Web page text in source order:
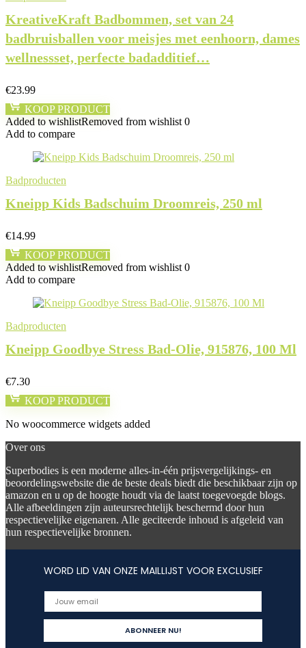
KreativeKraft Badbommen, set van 24
badbruisballen voor meisjes met eenhoorn, dames
wellnessset, perfecte badadditief…
€23.99
KOOP PRODUCT
Added to wishlistRemoved from wishlist 0
Add to compare
Badproducten
Kneipp Kids Badschuim Droomreis, 250 ml
€14.99
KOOP PRODUCT
Added to wishlistRemoved from wishlist 0
Add to compare
Badproducten
Kneipp Goodbye Stress Bad-Olie, 915876, 100 Ml
€7.30
KOOP PRODUCT
No woocommerce widgets added
Over ons
Superbodies is een moderne alles-in-één prijsvergelijkings- en
beoordelingswebsite die de beste deals biedt die beschikbaar zijn op
amazon en u op de hoogte houdt via de laatst toegevoegde blogs.
Alle afbeeldingen zijn auteursrechtelijk beschermd door hun
respectievelijke eigenaren. Alle geciteerde inhoud is afgeleid van
hun respectievelijke bronnen.
WORD LID VAN ONZE MAILLIJST VOOR EXCLUSIEF